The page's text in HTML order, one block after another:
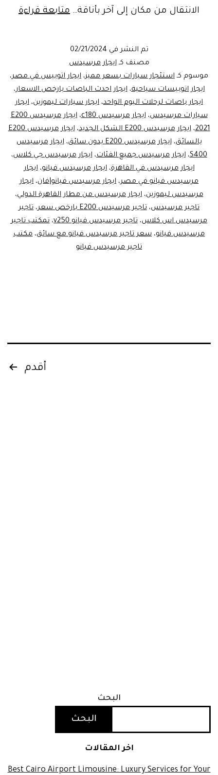
الانتقال من مكان إلى آخر بأناقة… متابعة قراءةاجر
من
مصر
تم النشر في 02/21/2024
مصنف كـايجار مرسيدس
موسوم كـ استئجار سيارات بسعر مميز، ايجار اتوبيس في مصر،
ايجار اتوبيسات سياحية،ايجار احدث الباصات بارخص الاسعار،
ايجار باصات لرحلات اليوم الواحد، ايجار سيارات ليموزين، ايجار
سيارات مرسيدس،ايجار مرسيدس c180 ،
ايجار مرسيدس E200
2021،ايجار مرسيدس E200 الشكل الجديد ،
ايجار مرسيدس E200
بالسائق،ايجار مرسيدس E200 بدون سائق ،ايجار مرسيدس
S400،ايجار مرسيدس جميع الفئات،ايجار مرسيدس جي كلاس،
ايجار مرسيدس في القاهرة،ايجار مرسيدس فيانو،ايجار
مرسيدس فيانو في مصر، ايجار مرسيدس فيانو|فان، ايجار
مرسيدس ليموزين،ايجار مرسيدس من مطار القاهرة الدولي،
تاجير مرسيدس، تاجير مرسيدس E200 بارخص سعر ، تاجير
مرسيدس اس كلاس، تاجير مرسيدس فيانو v250 ، تمكتب تاجير
مرسيدس فيانو، سعر تاجير مرسيدس فيانو مع سائق، مكتب
تاجير مرسيدس فيانو
أقدم
البحث
البحث
اخر المقالات
Best Cairo Airport Limousine: Luxury Services for Your